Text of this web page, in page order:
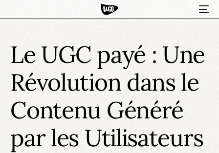
Le UGC payé : Une
Révolution dans le
Contenu Généré
par les Utilisateurs
HOT